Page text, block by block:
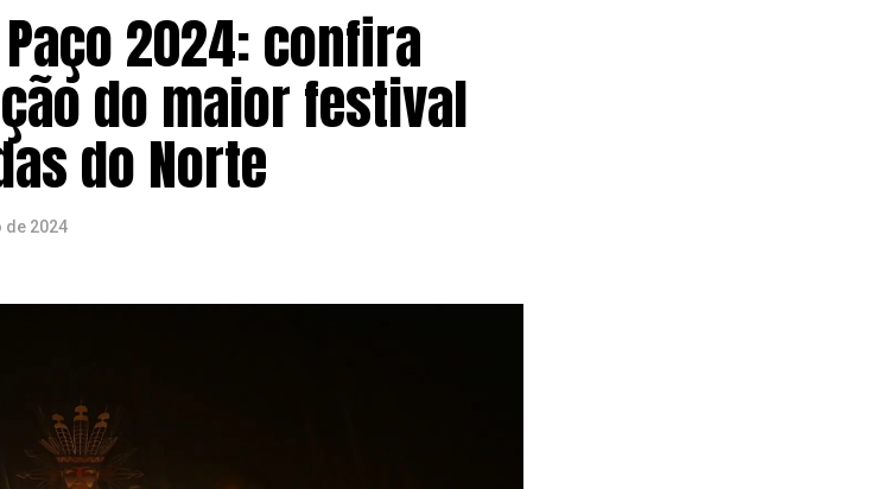
2024: confira
do maior festival
do Norte
de 2024